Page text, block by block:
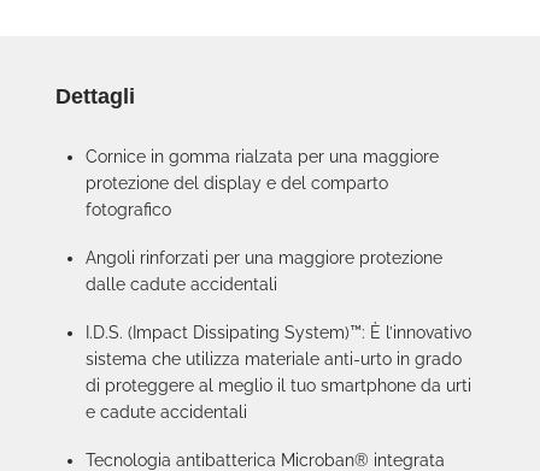
Dettagli
Cornice in gomma rialzata per una maggiore
protezione del display e del comparto
fotografico
Angoli rinforzati per una maggiore protezione
dalle cadute accidentali
I.D.S. (Impact Dissipating System)™: È l’innovativo
sistema che utilizza materiale anti-urto in grado
di proteggere al meglio il tuo smartphone da urti
e cadute accidentali
Tecnologia antibatterica Microban® integrata